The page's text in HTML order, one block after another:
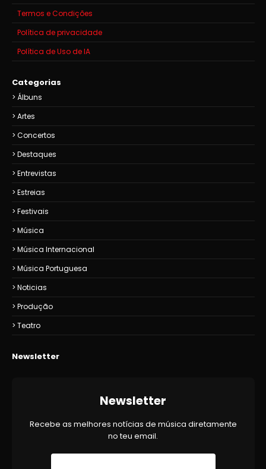
Termos e Condições
Política de privacidade
Política de Uso de IA
Categorias
Álbuns
Artes
Concertos
Destaques
Entrevistas
Estreias
Festivais
Música
Música Internacional
Música Portuguesa
Noticias
Produção
Teatro
Newsletter
Newsletter
Recebe as melhores notícias de música diretamente
no teu email.